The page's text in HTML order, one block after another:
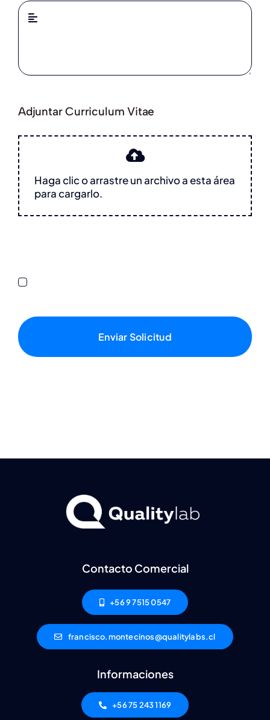
Adjuntar Curriculum Vitae
Haga clic o arrastre un archivo a esta área
para cargarlo.
Enviar Solicitud
Contacto Comercial
+56 9 7515 0547
francisco.montecinos@qualitylabs.cl
Informaciones
+56 75 243 1169